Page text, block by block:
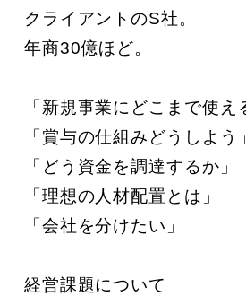
クライアントのS社。
年商30億ほど。
「新規事業にどこまで使え
「賞与の仕組みどうしよう」
「どう資金を調達するか」
「理想の人材配置とは」
「会社を分けたい」
経営課題について